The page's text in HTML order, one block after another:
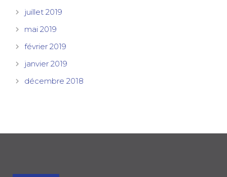
juillet 2019
mai 2019
février 2019
janvier 2019
décembre 2018